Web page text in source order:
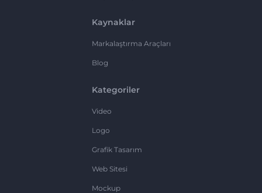
Kaynaklar
Markalaştırma Araçları
Blog
Kategoriler
Video
Logo
Grafik Tasarım
Web Sitesi
Mockup